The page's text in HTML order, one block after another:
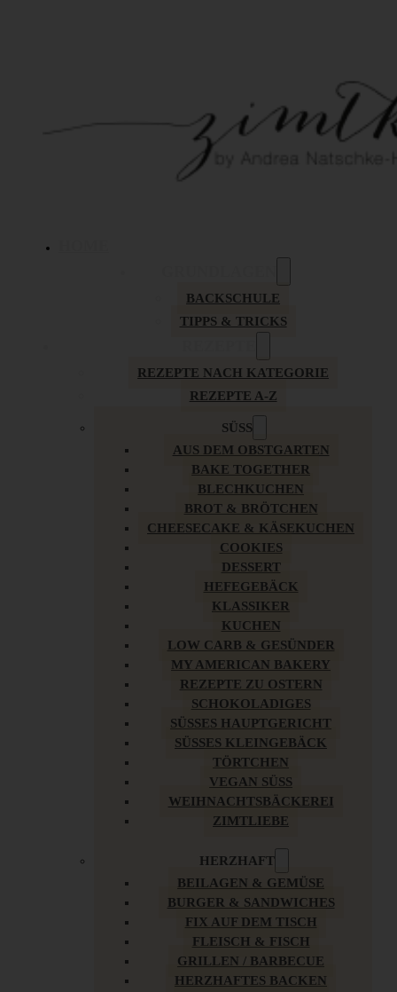
BACKSCHULE
TIPPS & TRICKS
REZEPTE NACH KATEGORIE
REZEPTE A-Z
SÜSS
AUS DEM OBSTGARTEN
BAKE TOGETHER
BLECHKUCHEN
BROT & BRÖTCHEN
CHEESECAKE & KÄSEKUCHEN
COOKIES
DESSERT
HEFEGEBÄCK
KLASSIKER
KUCHEN
LOW CARB & GESÜNDER
MY AMERICAN BAKERY
REZEPTE ZU OSTERN
SCHOKOLADIGES
SÜSSES HAUPTGERICHT
SÜSSES KLEINGEBÄCK
TÖRTCHEN
VEGAN SÜSS
WEIHNACHTSBÄCKEREI
ZIMTLIEBE
HERZHAFT
BEILAGEN & GEMÜSE
BURGER & SANDWICHES
FIX AUF DEM TISCH
FLEISCH & FISCH
GRILLEN / BARBECUE
HERZHAFTES BACKEN